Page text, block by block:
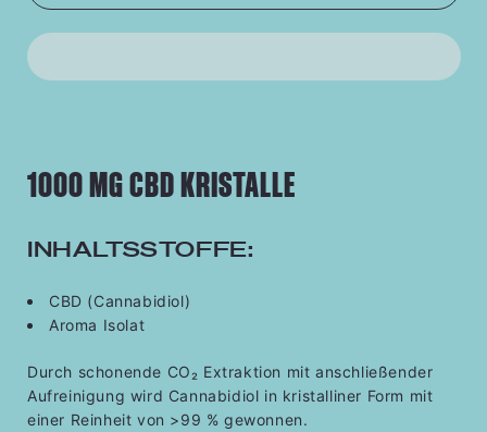
1000 MG CBD KRISTALLE
INHALTSSTOFFE:
CBD (Cannabidiol)
Aroma Isolat
Durch schonende CO₂ Extraktion mit anschließender
Aufreinigung wird Cannabidiol in kristalliner Form mit
einer Reinheit von >99 % gewonnen.